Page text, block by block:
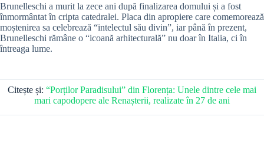
Brunelleschi a murit la zece ani după finalizarea domului și a fost
înmormântat în cripta catedralei. Placa din apropiere care comemorează
moștenirea sa celebrează “intelectul său divin”, iar până în prezent,
Brunelleschi rămâne o “icoană arhitecturală” nu doar în Italia, ci în
întreaga lume.
Citește și: “Porților Paradisului” din Florența: Unele dintre cele mai
mari capodopere ale Renașterii, realizate în 27 de ani